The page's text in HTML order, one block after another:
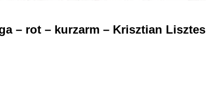
– rot – kurzarm – Krisztian Lisztes